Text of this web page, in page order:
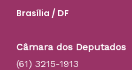
Brasília / DF
Câmara dos Deputados
(61) 3215-1913